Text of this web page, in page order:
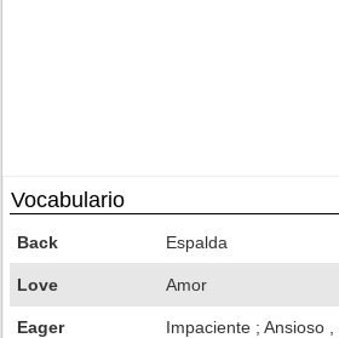
Vocabulario
Back Espalda
Love Amor
Eager Impaciente ; Ansioso